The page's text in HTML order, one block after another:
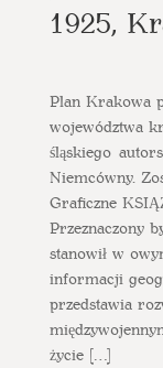
1925,
Plan Krakowa
województwa
śląskiego
Niemcówny.
Graficzne
Przeznaczony
stanowił w
informacji
przedstawia
życie […]